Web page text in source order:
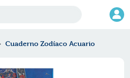
Cuaderno Zodíaco Acuario